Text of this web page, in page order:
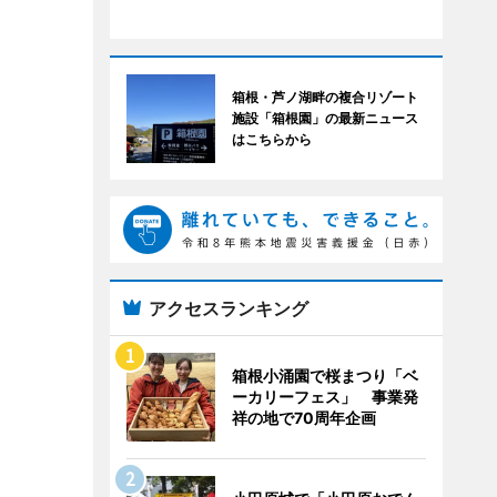
箱根・芦ノ湖畔の複合リゾート
施設「箱根園」の最新ニュース
はこちらから
アクセスランキング
箱根小涌園で桜まつり「ベ
ーカリーフェス」 事業発
祥の地で70周年企画